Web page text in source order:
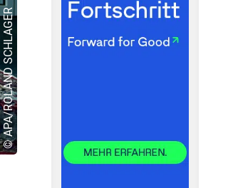
© APA/ROLAND SCHLAGER